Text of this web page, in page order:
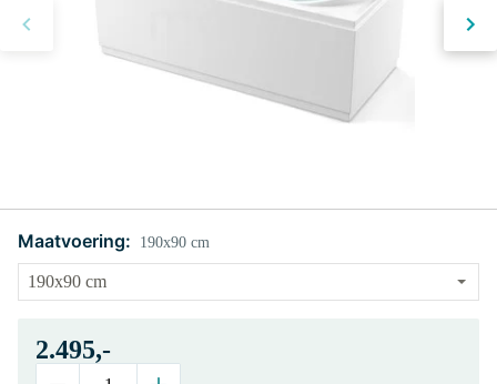
Maatvoering: 190x90 cm
2.495,-